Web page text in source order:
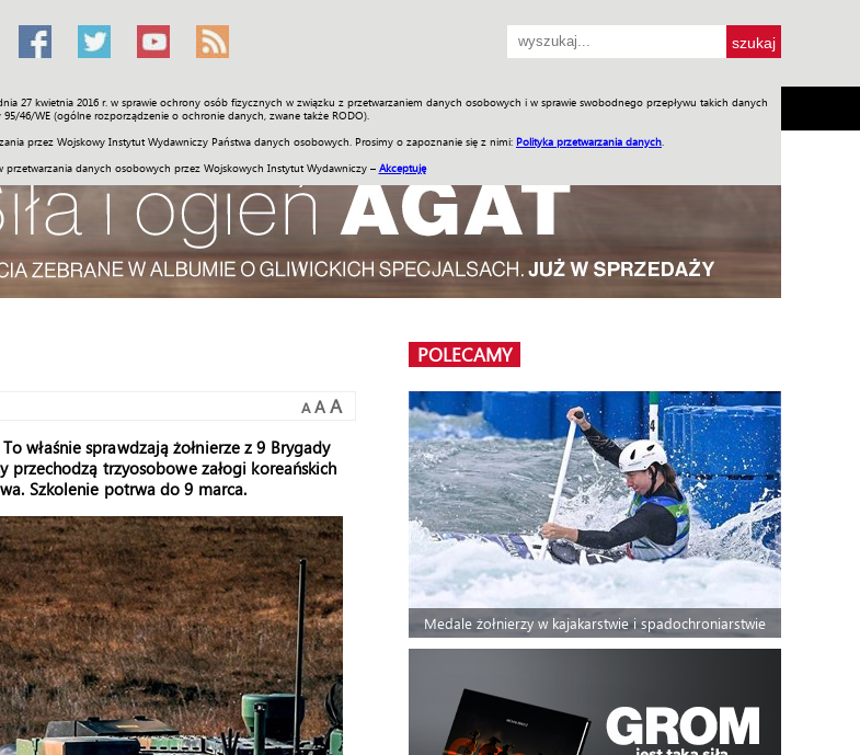
27 kwietnia 2016 r. w sprawie ochrony osób fizycznych w związku z przetwarzaniem danych osobowych i w sprawie swobodnego przepływu takich danych
46/WE (ogólne rozporządzenie o ochronie danych, zwane także RODO).
przez Wojskowy Instytut Wydawniczy Państwa danych osobowych. Prosimy o zapoznanie się z nimi: Polityka przetwarzania danych
przetwarzania danych osobowych przez Wojskowych Instytut Wydawniczy – Akceptuję
Sport Historia Galerie Wideo ENGLISH SKLEP Jednodniówki Praca w WIW
A A A
właśnie sprawdzają żołnierze z 9 Brygady
przechodzą trzyosobowe załogi koreańskich
Szkolenie potrwa do 9 marca.
POLECAMY
Medale żołnierzy w kajakarstwie i spadochroniarstwie